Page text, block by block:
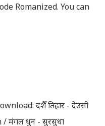
Romanized. You can
Panel; Open
Options & tick on
instal....east
दशैँ तिहार - देउसी
/ मंगल धुन - सुरसुधा